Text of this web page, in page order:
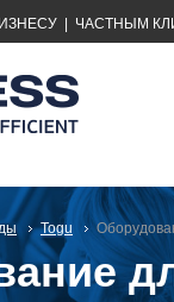
ЧАСТНЫМ
Togu